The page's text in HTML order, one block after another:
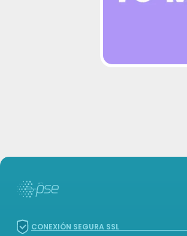
CONEXIÓN SEGURA SSL